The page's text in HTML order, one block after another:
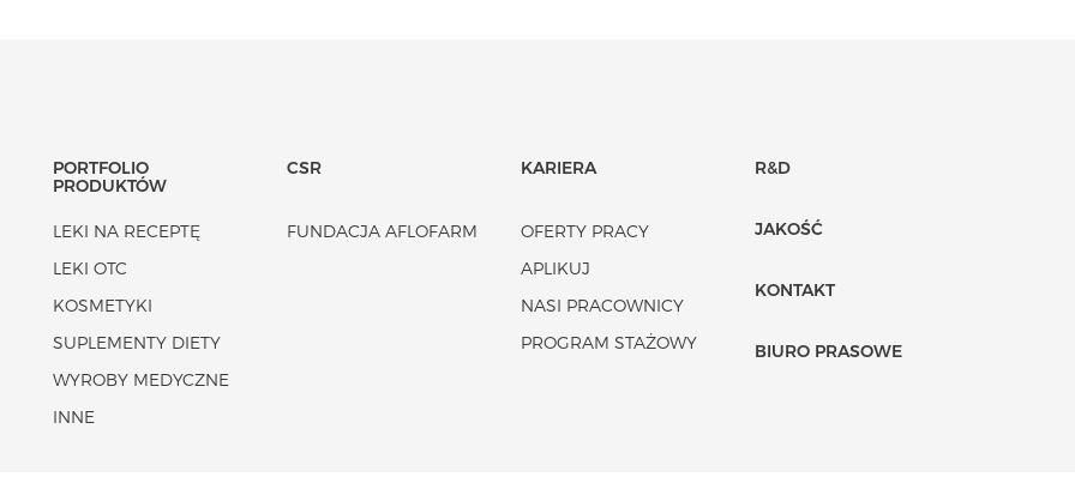
PORTFOLIO
PRODUKTÓW
LEKI NA RECEPTĘ
LEKI OTC
KOSMETYKI
SUPLEMENTY DIETY
WYROBY MEDYCZNE
INNE
CSR
FUNDACJA AFLOFARM
KARIERA
OFERTY PRACY
APLIKUJ
NASI PRACOWNICY
PROGRAM STAŻOWY
R&D
JAKOŚĆ
KONTAKT
BIURO PRASOWE